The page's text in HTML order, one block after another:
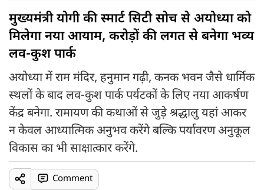
मुख्यमंत्री योगी की स्मार्ट सिटी सोच से अयोध्या को
मिलेगा नया आयाम, करोड़ों की लगत से बनेगा भव्य
लव-कुश पार्क
अयोध्या में राम मंदिर, हनुमान गढ़ी, कनक भवन जैसे धार्मिक
स्थलों के बाद लव-कुश पार्क पर्यटकों के लिए नया आकर्षण
केंद्र बनेगा. रामायण की कथाओं से जुड़े श्रद्धालु यहां आकर
न केवल आध्यात्मिक अनुभव करेंगे बल्कि पर्यावरण अनुकूल
विकास का भी साक्षात्कार करेंगे.
Comment